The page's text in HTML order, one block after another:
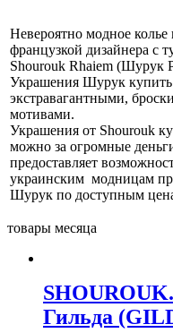
Невероятно модное колье
французкой дизайнера с
Shourouk Rhaiem (Шурук
Украшения Шурук купить
экстравагантными,
мотивами.
Украшения от Shourouk
можно за огромные
предоставляет
украинским модницам
Шурук по доступным
товары месяца
Гильда